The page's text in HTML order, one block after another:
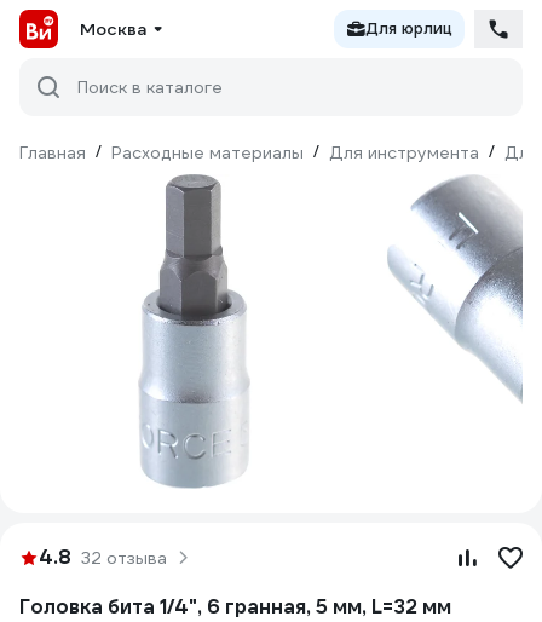
Москва Для юрлиц
Поиск в каталоге
Главная / Расходные материалы / Для инструмента / Для
4.8 32 отзыва
Головка бита 1/4", 6 гранная, 5 мм, L=32 мм